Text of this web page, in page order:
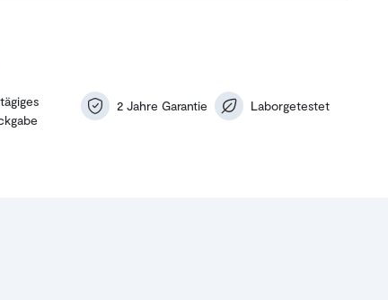
2 Jahre Garantie Laborgetestet